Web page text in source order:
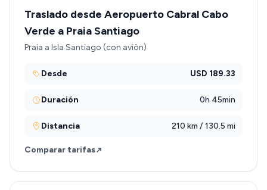
Traslado desde Aeropuerto Cabral Cabo
Verde a Praia Santiago
Praia a Isla Santiago (con aviòn)
Desde USD 189.33
Duración 0h 45min
Distancia 210 km / 130.5 mi
Comparar tarifas